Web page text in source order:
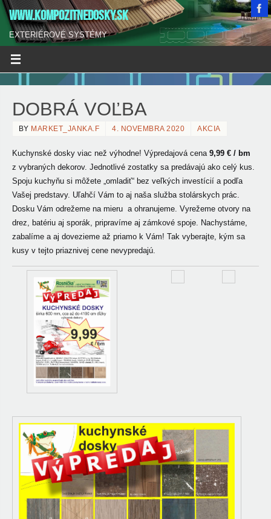
WWW.KOMPOZITNEDOSKY.SK
EXTERIÉROVÉ SYSTÉMY
DOBRÁ VOĽBA
BY MARKET_JANKA.F 4. NOVEMBRA 2020 AKCIA
Kuchynské dosky viac než výhodne! Výpredajová cena 9,99 € / bm
z vybraných dekorov. Jednotlivé zostatky sa predávajú ako celý kus.
Spoju kuchyňu si môžete „omladiť“ bez veľkých investícií a podľa
Vašej predstavy. Uľahčí Vám to aj naša služba stolárskych prác.
Dosku Vám odrežeme na mieru a ohranujeme. Vyrežeme otvory na
drez, batériu aj sporák, pripravíme aj zámkové spoje. Nachystáme,
zabalíme a aj dovezieme až priamo k Vám! Tak vyberajte, kým sa
kusy v tejto priaznivej cene nevypredajú.